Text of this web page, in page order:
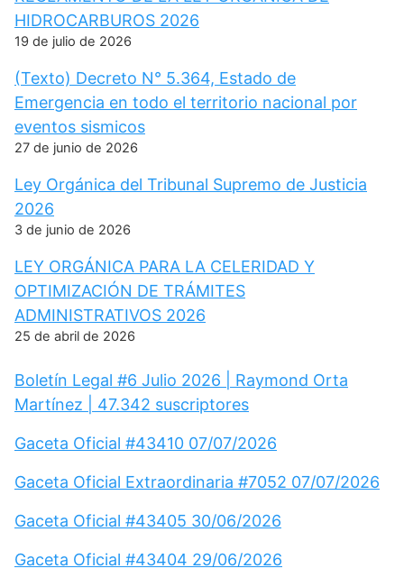
HIDROCARBUROS 2026
19 de julio de 2026
(Texto) Decreto N° 5.364, Estado de
Emergencia en todo el territorio nacional por
eventos sismicos
27 de junio de 2026
Ley Orgánica del Tribunal Supremo de Justicia
2026
3 de junio de 2026
LEY ORGÁNICA PARA LA CELERIDAD Y
OPTIMIZACIÓN DE TRÁMITES
ADMINISTRATIVOS 2026
25 de abril de 2026
Boletín Legal #6 Julio 2026 | Raymond Orta
Martínez | 47.342 suscriptores
Gaceta Oficial #43410 07/07/2026
Gaceta Oficial Extraordinaria #7052 07/07/2026
Gaceta Oficial #43405 30/06/2026
Gaceta Oficial #43404 29/06/2026